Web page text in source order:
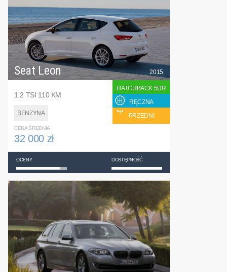
Seat Leon
1.2 TSI 110 KM
BENZYNA
2015
HATCHBACK 5DR
RĘCZNA
PRZEDNI
CENA ŚREDNIA
32 000 zł
OCENY DOSTĘPNOŚĆ